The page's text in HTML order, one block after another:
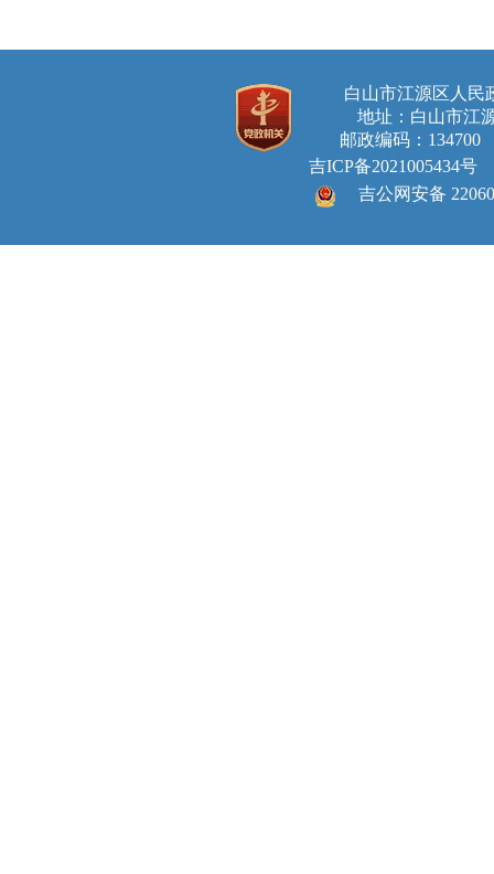
白山市江源区人
地址：白山市江
邮政编码：134700
吉ICP备2021005434号
吉公网安备